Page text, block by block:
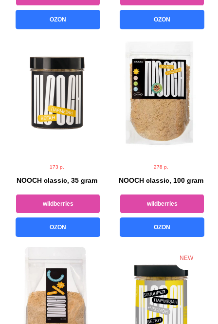
OZON OZON
173 р.
NOOCH classic, 35 gram
wildberries
OZON
278 р.
NOOCH classic, 100 gram
wildberries
OZON
NEW